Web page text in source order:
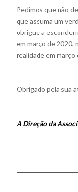
Pedimos que não
que assuma um
obrigue a
em março de 2020,
realidade em março
Obrigado pela sua
A Direção da